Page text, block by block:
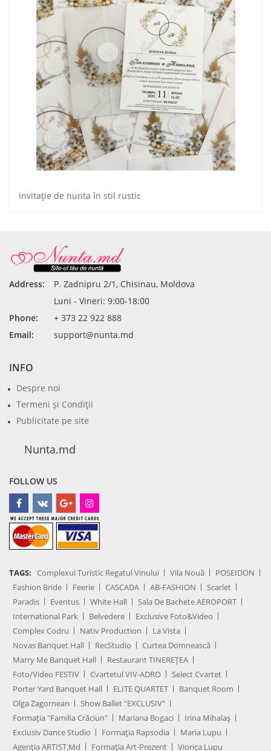
Invitaţie de nunta în stil rustic
Address:
P. Zadnipru 2/1, Chisinau, Moldova
Luni - Vineri: 9:00-18:00
Phone:
+ 373 22 922 888
Email:
support@nunta.md
INFO
Despre noi
Termeni şi Condiţii
Publicitate pe site
Nunta.md
FOLLOW US
TAGS: Complexul Turistic Regatul Vinului Vila Nouă
POSEIDON
Fashion Bride
Feerie CASCADA AB-FASHION
Scarlet
Paradis
Eventus White Hall
Sala De Bachete AEROPORT
International Park
Belvedere
Exclusive Foto&Video
Complex Codru
Nativ Production
La Vista
Novas Banquet Hall
RecStudio
Curtea Domnească
Marry Me Banquet Hall
Restaurant TINEREȚEA
Foto/Video FESTIV
Cvartetul VIV-ADRO
Select Cvartet
Porter Yard Banquet Hall
ELITE QUARTET
Banquet Room
Olga Zagornean
Show Ballet "EXCLUSIV"
Formația "Familia Crăciun"
Mariana Bogaci
Irina Mihalaș
Exclusiv Dance Studio
Formația Rapsodia
Maria Lupu
Agenţia ARTIST.md
Formația Art-Prezent Viorica Lupu